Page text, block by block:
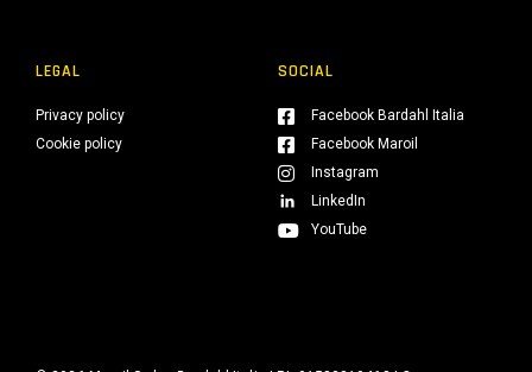
LEGAL
Privacy policy
Cookie policy
SOCIAL
Facebook Bardahl Italia
Facebook Maroil
Instagram
LinkedIn
YouTube